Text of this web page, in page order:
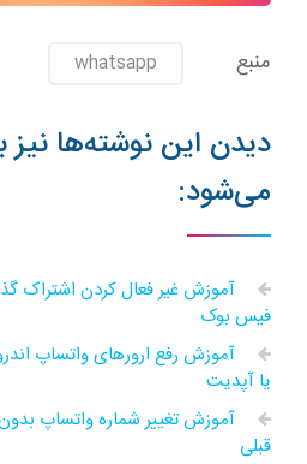
منبع whatsapp
دیدن این نوشته‌ها نیز
می‌شود:
آموزش غیر فعال کردن اشتراک
فیس بوک
آموزش رفع ارورهای واتساپ
یا آپدیت
آموزش تغییر شماره واتساپ
قبلی